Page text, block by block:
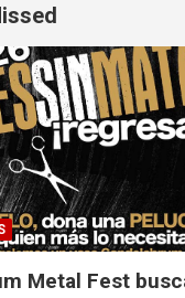
Metal Fest